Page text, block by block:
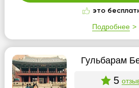
это
Подробнее
Гульбарам
5